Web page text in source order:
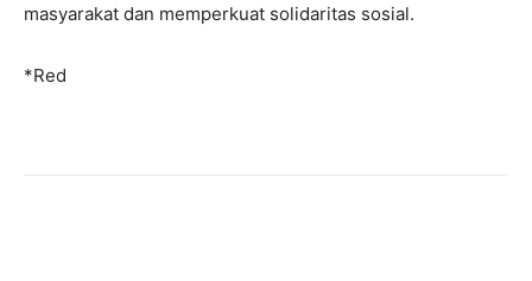
masyarakat dan memperkuat solidaritas sosial.
*Red